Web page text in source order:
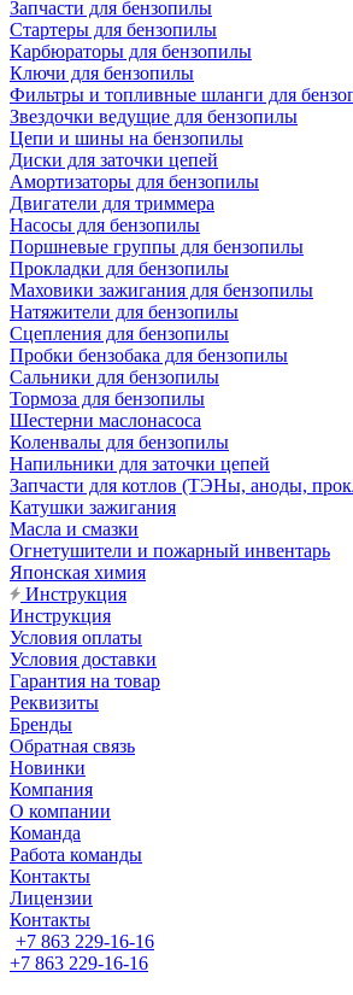
Запчасти для бензопилы
Стартеры для бензопилы
Карбюраторы для бензопилы
Ключи для бензопилы
Фильтры и топливные шланги для
Звездочки ведущие для бензопилы
Цепи и шины на бензопилы
Диски для заточки цепей
Амортизаторы для бензопилы
Двигатели для триммера
Насосы для бензопилы
Поршневые группы для бензопилы
Прокладки для бензопилы
Маховики зажигания для бензопилы
Натяжители для бензопилы
Сцепления для бензопилы
Пробки бензобака для бензопилы
Сальники для бензопилы
Тормоза для бензопилы
Шестерни маслонасоса
Коленвалы для бензопилы
Напильники для заточки цепей
Запчасти для котлов (ТЭНы, аноды,
Катушки зажигания
Масла и смазки
Огнетушители и пожарный инвентарь
Японская химия
Инструкция
Инструкция
Условия оплаты
Условия доставки
Гарантия на товар
Реквизиты
Бренды
Обратная связь
Новинки
Компания
О компании
Команда
Работа команды
Контакты
Лицензии
Контакты
+7 863 229-16-16
+7 863 229-16-16